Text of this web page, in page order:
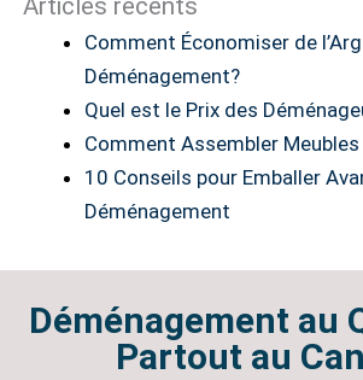
Articles récents
Comment Économiser de
Déménagement?
Quel est le Prix des
Comment Assembler Meubles
10 Conseils pour Emballer
Déménagement
Déménagement au
Partout au